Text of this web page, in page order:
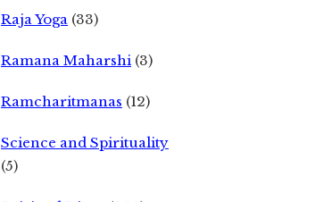
Raja Yoga (33)
Ramana Maharshi (3)
Ramcharitmanas (12)
Science and Spirituality
(5)